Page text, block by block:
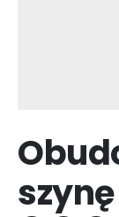
szynę